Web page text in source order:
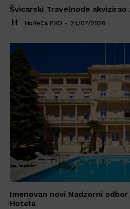
Švicarski Travelnode akvizirao
HoReCa PRO - 24/07/2026
Imenovan novi Nadzorni
Hotela